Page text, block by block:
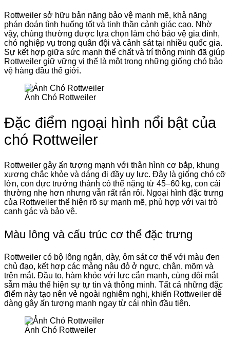
Rottweiler sở hữu bản năng bảo vệ mạnh mẽ, khả năng
phán đoán tình huống tốt và tinh thần cảnh giác cao. Nhờ
vậy, chúng thường được lựa chọn làm chó bảo vệ gia đình,
chó nghiệp vụ trong quân đội và cảnh sát tại nhiều quốc gia.
Sự kết hợp giữa sức mạnh thể chất và trí thông minh đã giúp
Rottweiler giữ vững vị thế là một trong những giống chó bảo
vệ hàng đầu thế giới.
Ảnh Chó Rottweiler
Đặc điểm ngoại hình nổi bật của
chó Rottweiler
Rottweiler gây ấn tượng mạnh với thân hình cơ bắp, khung
xương chắc khỏe và dáng đi đầy uy lực. Đây là giống chó cỡ
lớn, con đực trưởng thành có thể nặng từ 45–60 kg, con cái
thường nhẹ hơn nhưng vẫn rất rắn rỏi. Ngoại hình đặc trưng
của Rottweiler thể hiện rõ sự mạnh mẽ, phù hợp với vai trò
canh gác và bảo vệ.
Màu lông và cấu trúc cơ thể đặc trưng
Rottweiler có bộ lông ngắn, dày, ôm sát cơ thể với màu đen
chủ đạo, kết hợp các mảng nâu đỏ ở ngực, chân, mõm và
trên mắt. Đầu to, hàm khỏe với lực cắn mạnh, cùng đôi mắt
sẫm màu thể hiện sự tự tin và thông minh. Tất cả những đặc
điểm này tạo nên vẻ ngoài nghiêm nghị, khiến Rottweiler dễ
dàng gây ấn tượng mạnh ngay từ cái nhìn đầu tiên.
Ảnh Chó Rottweiler